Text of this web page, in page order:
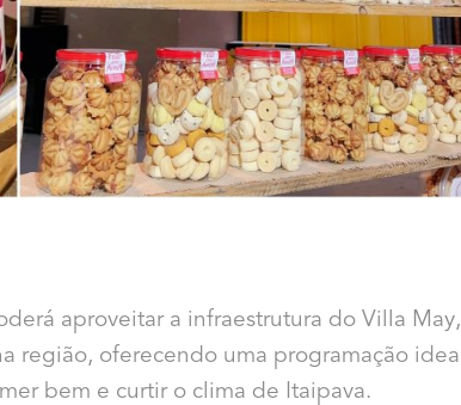
aproveitar a infraestrutura do Villa May,
região, oferecendo uma programação ideal
bem e curtir o clima de Itaipava.